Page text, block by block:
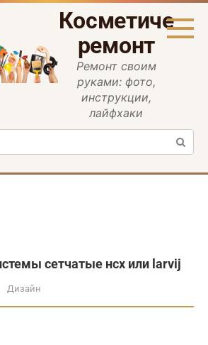
ремонт
Ремонт своим
руками: фото,
инструкции,
лайфхаки
сетчатые нсх или larvij
Дизайн